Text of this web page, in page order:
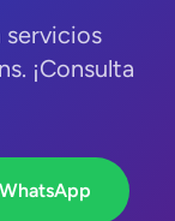
servicios
¡Consulta
WhatsApp